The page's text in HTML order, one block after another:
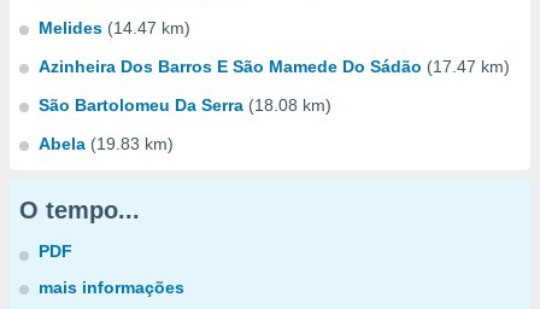
Melides (14.47 km)
Azinheira Dos Barros E São Mamede Do Sádão (17.47 km)
São Bartolomeu Da Serra (18.08 km)
Abela (19.83 km)
O tempo...
PDF
mais informações